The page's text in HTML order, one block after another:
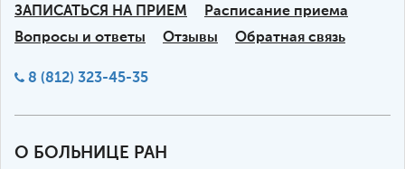
ЗАПИСАТЬСЯ НА ПРИЕМ
Расписание приема
Вопросы и ответы
Отзывы Обратная связь
8 (812) 323-45-35
О БОЛЬНИЦЕ РАН